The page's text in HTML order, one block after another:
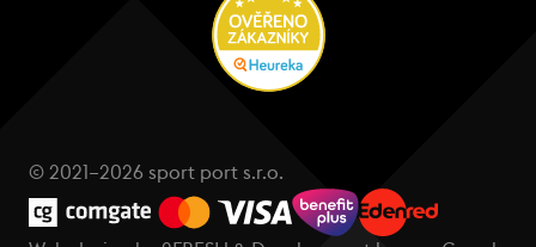
© 2021–2026 sport port s.r.o.